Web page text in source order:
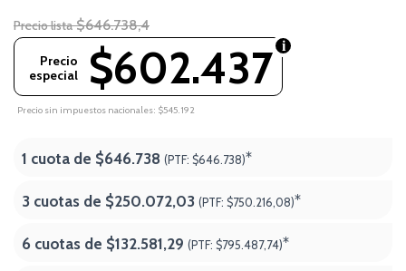
Precio lista $646.738,4
$602.437
Precio
especial
Precio sin impuestos nacionales: $545.192
1 cuota de $646.738 (PTF: $646.738)*
3 cuotas de $250.072,03 (PTF: $750.216,08)*
6 cuotas de $132.581,29 (PTF: $795.487,74)*